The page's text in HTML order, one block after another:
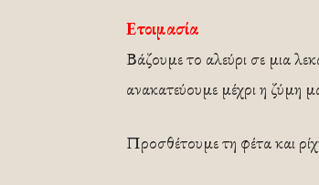
Ετοιμασία
Βάζουμε το αλεύρι σε μια
ανακατεύουμε μέχρι η ζύμη
Προσθέτουμε τη φέτα και